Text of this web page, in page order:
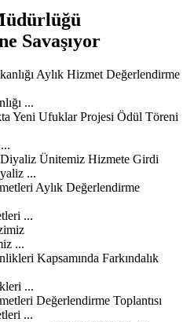
Savaşıyor
...
...
...
...
...
...